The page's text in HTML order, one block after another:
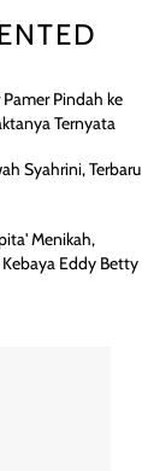
Pindah ke
Ternyata
Syahrini, Terbaru
Menikah,
Eddy Betty